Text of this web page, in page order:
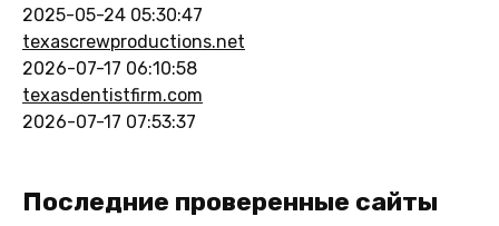
2025-05-24 05:30:47
texascrewproductions.net
2026-07-17 06:10:58
texasdentistfirm.com
2026-07-17 07:53:37
Последние проверенные сайты